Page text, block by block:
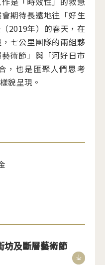
期待長遠地往「好生
2019年）的春天，在
七公里團隊的兩組夥
術節」與「河好日市
，也是匯聚人們思考
貌呈現。
坊及斷層藝術節